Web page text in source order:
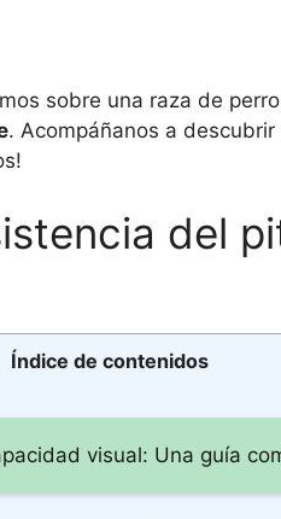
sobre una raza de
. Acompáñanos a
del
Índice de contenidos
visual: Una guía